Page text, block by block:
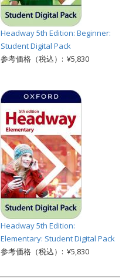
Headway 5th Edition: Beginner:
Student Digital Pack
参考価格（税込）: ¥5,830
Headway 5th Edition:
Elementary: Student Digital Pack
参考価格（税込）: ¥5,830